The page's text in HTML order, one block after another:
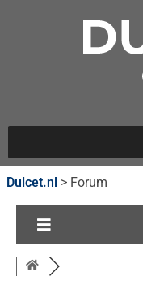
Dulcet.nl > Forum